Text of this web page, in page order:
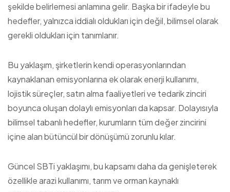
şekilde belirlemesi anlamına gelir. Başka bir ifadeyle bu
hedefler, yalnızca iddialı oldukları için değil, bilimsel olarak
gerekli oldukları için tanımlanır.
Bu yaklaşım, şirketlerin kendi operasyonlarından
kaynaklanan emisyonlarına ek olarak enerji kullanımı,
lojistik süreçler, satın alma faaliyetleri ve tedarik zinciri
boyunca oluşan dolaylı emisyonları da kapsar. Dolayısıyla
bilimsel tabanlı hedefler, kurumların tüm değer zincirini
içine alan bütüncül bir dönüşümü zorunlu kılar.
Güncel SBTi yaklaşımı, bu kapsamı daha da genişleterek
özellikle arazi kullanımı, tarım ve orman kaynaklı